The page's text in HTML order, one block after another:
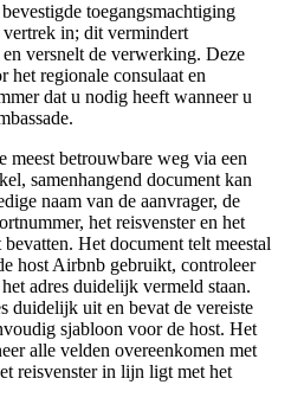
toegangsmachtiging
in; dit vermindert
versnelt de verwerking. Deze
het regionale consulaat en
dat u nodig heeft wanneer u
meest betrouwbare weg via een
samenhangend document kan
naam van de aanvrager, de
het reisvenster en het
Het document telt meestal
host Airbnb gebruikt, controleer
adres duidelijk vermeld staan.
duidelijk uit en bevat de vereiste
sjabloon voor de host. Het
alle velden overeenkomen met
reisvenster in lijn ligt met het